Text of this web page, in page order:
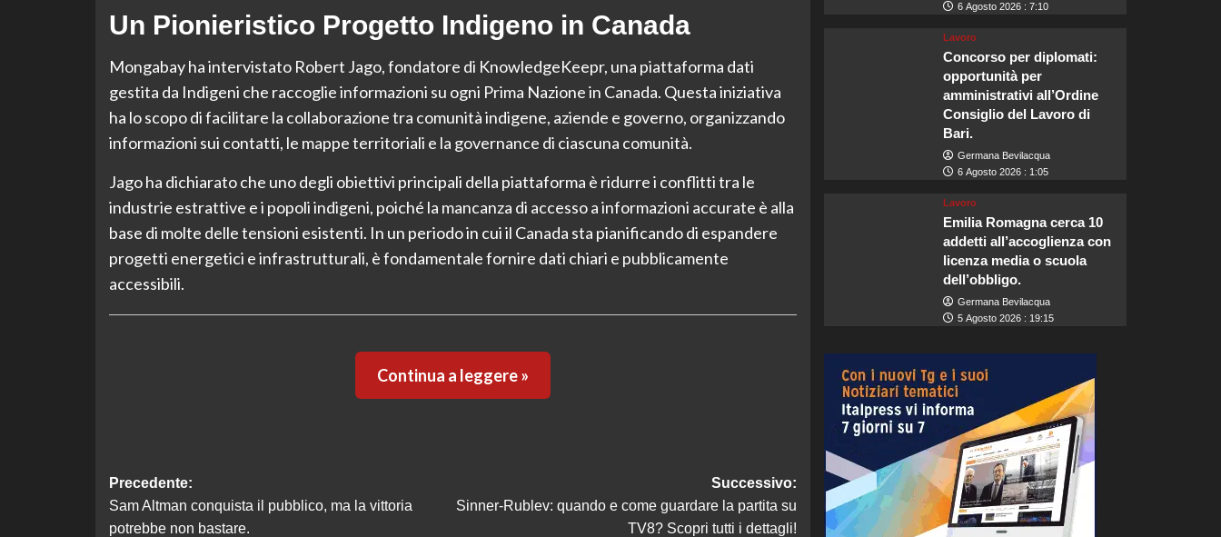
Un Pionieristico Progetto Indigeno in Canada
Mongabay ha intervistato Robert Jago, fondatore di KnowledgeKeepr, una piattaforma dati
gestita da Indigeni che raccoglie informazioni su ogni Prima Nazione in Canada. Questa iniziativa
ha lo scopo di facilitare la collaborazione tra comunità indigene, aziende e governo, organizzando
informazioni sui contatti, le mappe territoriali e la governance di ciascuna comunità.
Jago ha dichiarato che uno degli obiettivi principali della piattaforma è ridurre i conflitti tra le
industrie estrattive e i popoli indigeni, poiché la mancanza di accesso a informazioni accurate è alla
base di molte delle tensioni esistenti. In un periodo in cui il Canada sta pianificando di espandere
progetti energetici e infrastrutturali, è fondamentale fornire dati chiari e pubblicamente
accessibili.
Continua a leggere »
Navigazione
articolo
Precedente:
Sam Altman conquista il pubblico, ma la vittoria
potrebbe non bastare.
Successivo:
Sinner-Rublev: quando e come guardare la partita su
TV8? Scopri tutti i dettagli!
6 Agosto 2026 : 7:10
Lavoro
Concorso per diplomati:
opportunità per
amministrativi all’Ordine
Consiglio del Lavoro di
Bari.
Germana Bevilacqua
6 Agosto 2026 : 1:05
Lavoro
Emilia Romagna cerca 10
addetti all’accoglienza con
licenza media o scuola
dell’obbligo.
Germana Bevilacqua
5 Agosto 2026 : 19:15